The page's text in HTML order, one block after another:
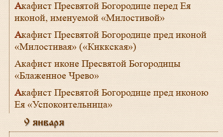
Акафист Пресвятой Богородице перед Ея
иконой, именуемой «Милостивой»
Акафист Пресвятой Богородице пред иконой
«Милостивая» («Киккская»)
«Блаженное Чрево»
Акафист Пресвятой Богородице пред иконою
Ея «Успокоительница»
9 января